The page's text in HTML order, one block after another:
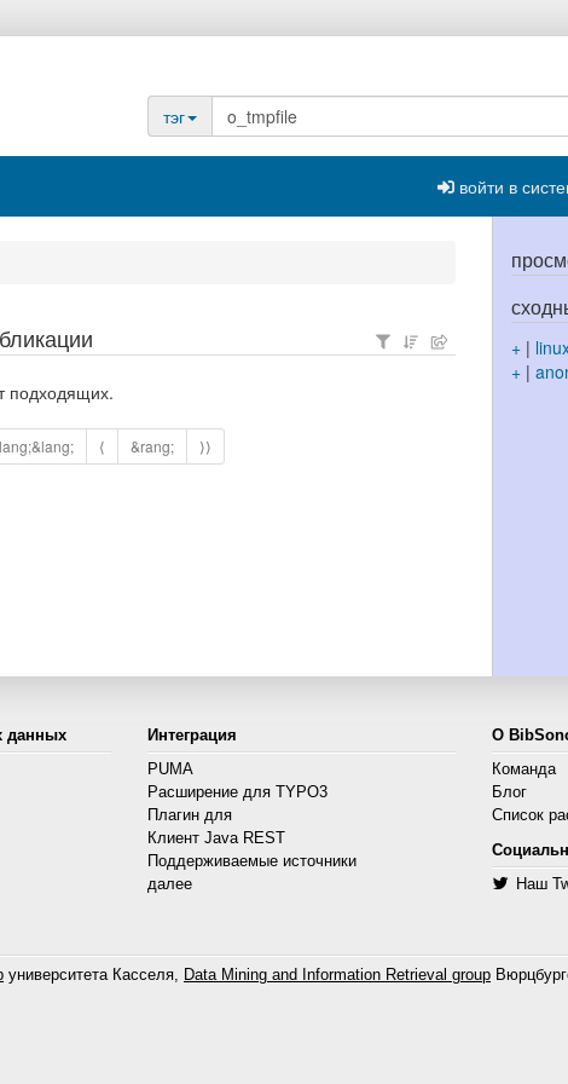
тэг
войти в
подходящих.
⟨ &rang; ⟩⟩
+|
+|
данных
Интеграция
PUMA
Расширение для TYPO3
Плагин для
Клиент Java REST
Поддерживаемые источники
далее
О
Команда
Блог
Список
Наш
университета Касселя, Data Mining and Information Retrieval group